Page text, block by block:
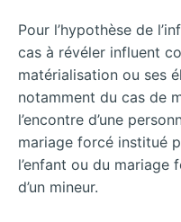
Pour l’hypothèse de
cas à révéler influent
matérialisation ou ses
notamment du cas de
l’encontre d’une
mariage forcé institué
l’enfant ou du
d’un mineur.